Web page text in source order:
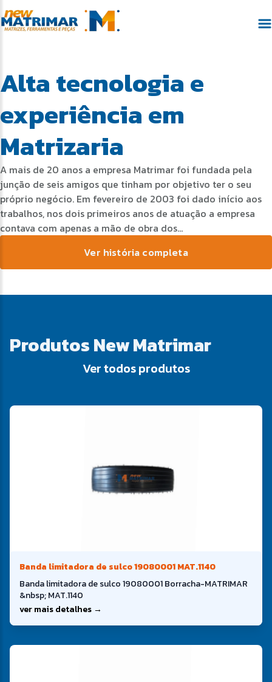
Alta tecnologia e
experiência em
Matrizaria
A mais de 20 anos a empresa Matrimar foi fundada pela
junção de seis amigos que tinham por objetivo ter o seu
próprio negócio. Em fevereiro de 2003 foi dado início aos
trabalhos, nos dois primeiros anos de atuação a empresa
contava com apenas a mão de obra dos...
Ver história completa
ProdutosNew Matrimar
Ver todos produtos
Banda limitadora de sulco 19080001 MAT.1140
Banda limitadora de sulco 19080001 Borracha-MATRIMAR
&nbsp; MAT.1140
ver mais detalhes →